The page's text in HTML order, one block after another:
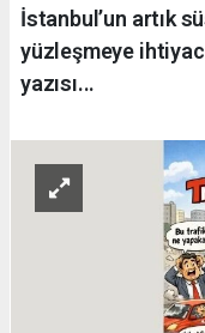
İstanbul’un artık
yüzleşmeye
yazısı...